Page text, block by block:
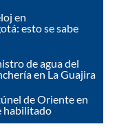
en
esto se sabe
de agua del
en La Guajira
de Oriente en
habilitado